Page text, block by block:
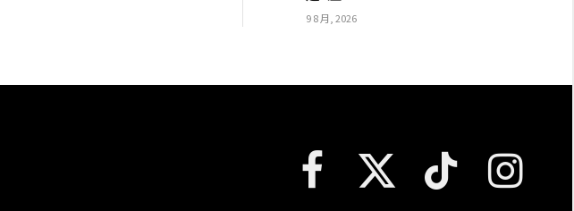
9 8 月, 2026
Facebook X
TikTok Instagram